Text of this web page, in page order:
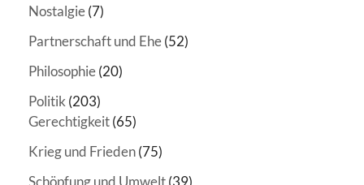
Nostalgie(7)
Partnerschaft und Ehe(52)
Philosophie(20)
Politik (203)
Gerechtigkeit(65)
Krieg und Frieden(75)
Schöpfung und Umwelt(39)